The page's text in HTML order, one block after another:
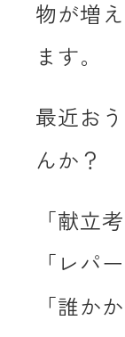
物が増
ます。
最近お
んか？
「献立
「レパ
「誰か